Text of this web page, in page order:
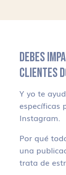
DEBES
CLIENTES
Y yo te
específicas
Instagram.
Por qué
una
trata de